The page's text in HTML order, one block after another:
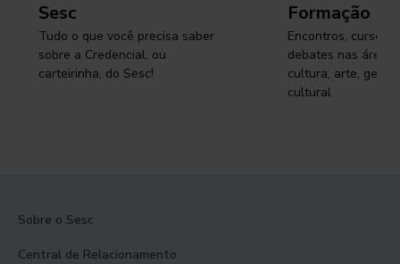
Sesc
Tudo o que você precisa saber
sobre a Credencial, ou
carteirinha, do Sesc!
Formação
Encontros, cursos,
debates nas áreas
cultura, arte,
cultural
Sobre o Sesc
Central de Relacionamento